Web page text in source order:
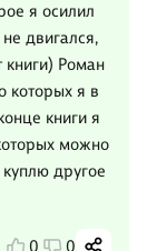
я осилил
двигался,
книги) Роман
которых я в
книги я
можно
другое
0 0